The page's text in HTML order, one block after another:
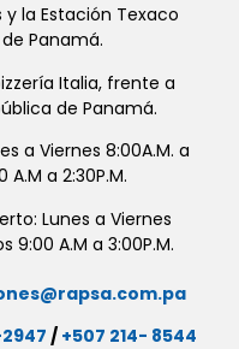
y la Estación Texaco
Panamá.
Italia, frente a
de Panamá.
a Viernes 8:00A.M. a
A.M a 2:30P.M.
Lunes a Viernes
9:00 A.M a 3:00P.M.
/ +507 214- 8544